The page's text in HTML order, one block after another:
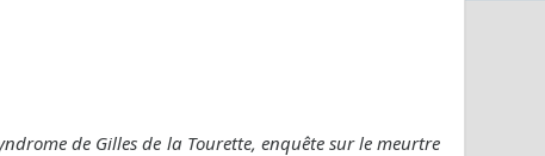
de Gilles de la Tourette, enquête sur le meurtre